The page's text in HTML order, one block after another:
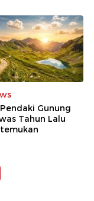
Gunung
Tahun Lalu